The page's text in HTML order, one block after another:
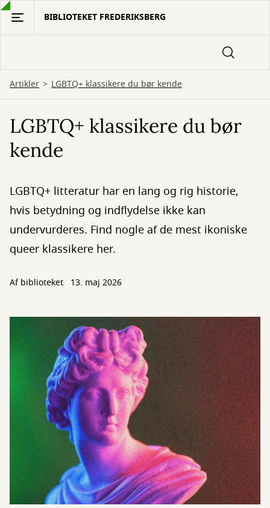
Gå
hovedindhold
BIBLIOTEKET FREDERIKSBERG
Artikler LGBTQ+ klassikere du bør kende
LGBTQ+ klassikere du bør
kende
LGBTQ+ litteratur har en lang og rig historie,
hvis betydning og indflydelse ikke kan
undervurderes. Find nogle af de mest ikoniske
queer klassikere her.
Af biblioteket 13. maj 2026